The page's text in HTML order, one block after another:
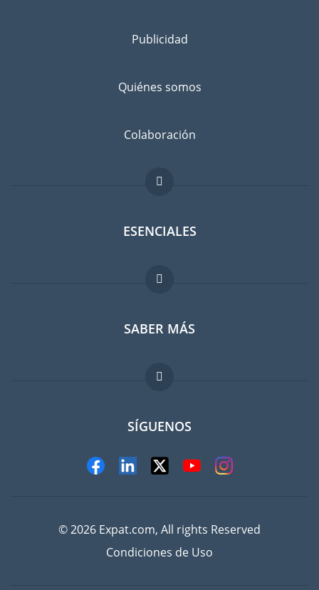
Publicidad
Quiénes somos
Colaboración
ESENCIALES
Foro para expatriados
Guia para expatriados
Trabajos en el extranjero
SABER MÁS
FAQ
SÍGUENOS
© 2026 Expat.com, All rights Reserved
Condiciones de Uso